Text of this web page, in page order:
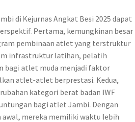
di Kejurnas Angkat Besi 2025 dapat
Pertama, kemungkinan besar
pembinaan atlet yang terstruktur
infrastruktur latihan, pelatih
bagi atlet muda menjadi faktor
atlet-atlet berprestasi. Kedua,
kategori berat badan IWF
bagi atlet Jambi. Dengan
mereka memiliki waktu lebih